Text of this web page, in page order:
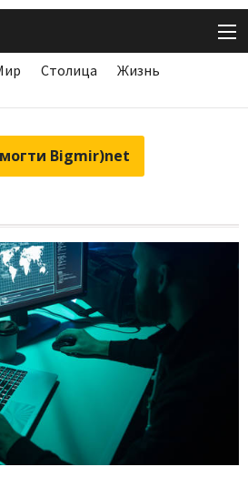
Столица
Жизнь
Bigmir)net